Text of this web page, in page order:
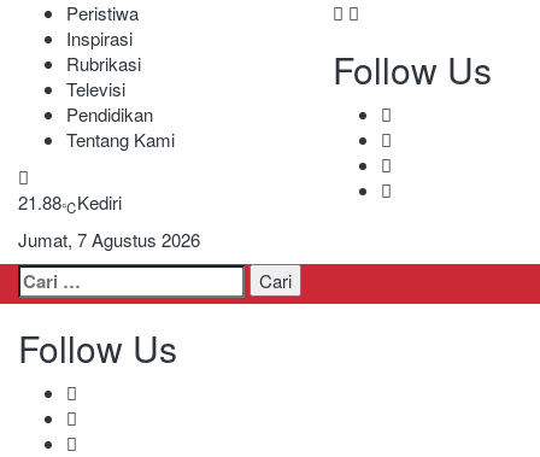
Peristiwa
Inspirasi
Rubrikasi
Televisi
Pendidikan
Tentang Kami
21.88℃Kediri
Jumat, 7 Agustus 2026
Follow Us
Cari
untuk:
Follow Us